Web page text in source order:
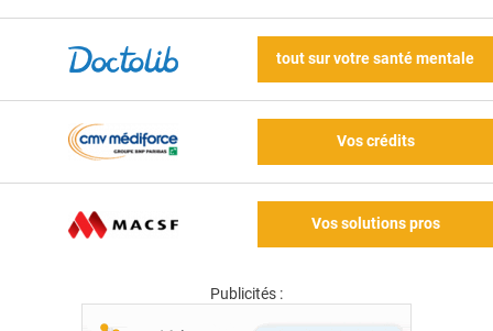
tout sur votre santé mentale
Vos crédits
Vos solutions pros
Publicités :